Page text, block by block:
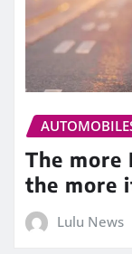
The more
the more
Lulu News